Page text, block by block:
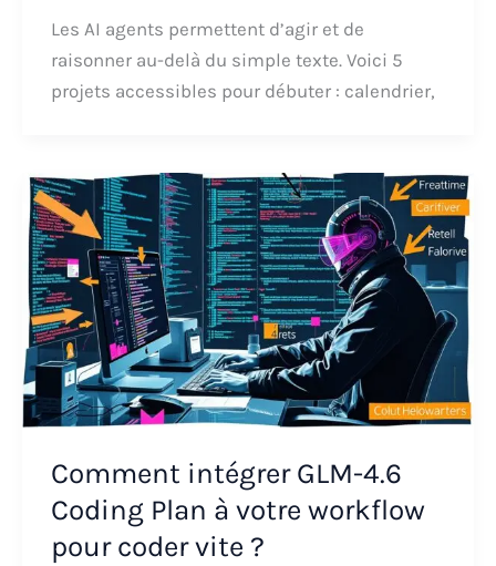
Les AI agents permettent d’agir et de
raisonner au-delà du simple texte. Voici 5
projets accessibles pour débuter : calendrier,
Comment intégrer GLM-4.6
Coding Plan à votre workflow
pour coder vite ?